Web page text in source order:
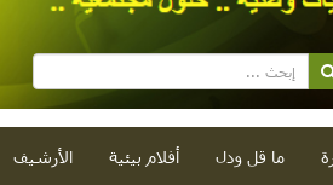
ما قل ودل أفلام بيئية الأرشيف